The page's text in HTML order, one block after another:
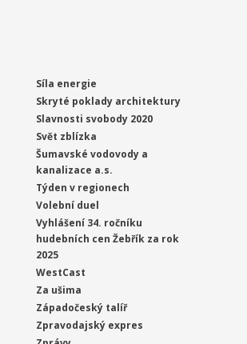
Síla energie
Skryté poklady architektury
Slavnosti svobody 2020
Svět zblízka
Šumavské vodovody a
kanalizace a.s.
Týden v regionech
Volební duel
Vyhlášení 34. ročníku
hudebních cen Žebřík za rok
2025
WestCast
Za ušima
Západočeský talíř
Zpravodajský expres